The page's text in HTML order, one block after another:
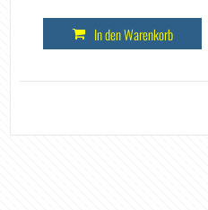
In den Warenkorb